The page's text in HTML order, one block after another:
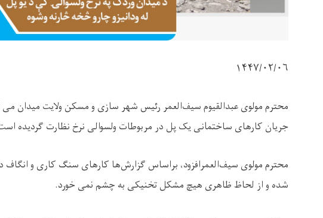
۱۴۴۷/۰۲/۰۶
محترم مولوی عبدالقیوم سیف‌العمر رئیس شهر سازی و مسکن ولایت میدان
جریان کارهای ساختمانی یک پل در مربوطات ولسوالی نرخ نظارت گردیده
محترم مولوی سیف‌العمرافزود، براساس گزارش‌ها کارهای سنگ ‌کاری و انگاف
شده و از لحاظ ظاهری هیچ مشکل تخنیکی به چشم نمی‌ خورد.